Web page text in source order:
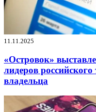
11.11.2025
«Островок»
лидеров
владельца